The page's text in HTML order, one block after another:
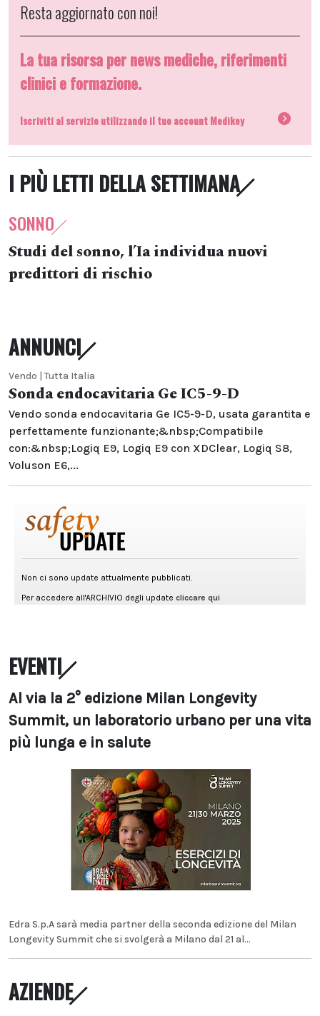
Resta aggiornato con noi!
La tua risorsa per news mediche, riferimenti
clinici e formazione.
Iscriviti al servizio utilizzando il tuo account Medikey
I PIÙ LETTI DELLA SETTIMANA
SONNO
Studi del sonno, l’Ia individua nuovi
predittori di rischio
ANNUNCI
Vendo | Tutta Italia
Sonda endocavitaria Ge IC5-9-D
Vendo sonda endocavitaria Ge IC5-9-D, usata garantita e
perfettamente funzionante;&nbsp;Compatibile
con:&nbsp;Logiq E9, Logiq E9 con XDClear, Logiq S8,
Voluson E6,...
EVENTI
Al via la 2° edizione Milan Longevity
Summit, un laboratorio urbano per una vita
più lunga e in salute
Edra S.p.A sarà media partner della seconda edizione del Milan
Longevity Summit che si svolgerà a Milano dal 21 al...
AZIENDE